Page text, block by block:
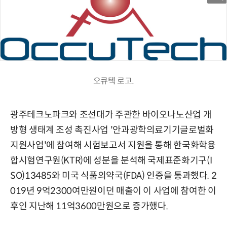
오큐텍 로고.
광주테크노파크와 조선대가 주관한 바이오나노산업 개
방형 생태계 조성 촉진사업 '안과광학의료기기글로벌화
지원사업'에 참여해 시험보고서 지원을 통해 한국화학융
합시험연구원(KTR)에 성분을 분석해 국제표준화기구(I
SO)13485와 미국 식품의약국(FDA) 인증을 통과했다. 2
019년 9억2300여만원이던 매출이 이 사업에 참여한 이
후인 지난해 11억3600만원으로 증가했다.